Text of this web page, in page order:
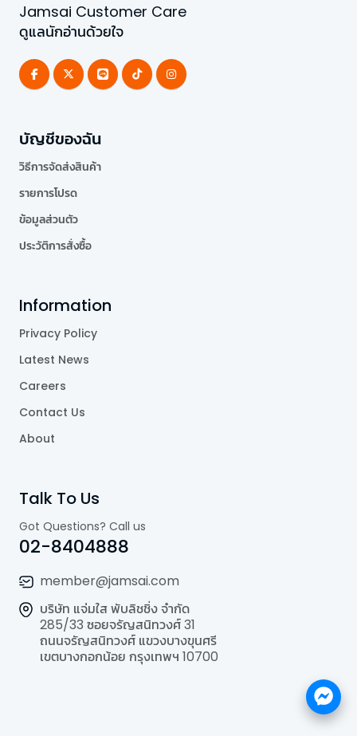
Jamsai Customer Care
ดูแลนักอ่านด้วยใจ
บัญชีของฉัน
วิธีการจัดส่งสินค้า
รายการโปรด
ข้อมูลส่วนตัว
ประวัติการสั่งซื้อ
Information
Privacy Policy
Latest News
Careers
Contact Us
About
Talk To Us
Got Questions? Call us
02-8404888
member@jamsai.com
บริษัท แจ่มใส พับลิชชิ่ง จำกัด
285/33 ซอยจรัญสนิทวงศ์ 31
ถนนจรัญสนิทวงศ์ แขวงบางขุนศรี
เขตบางกอกน้อย กรุงเทพฯ 10700